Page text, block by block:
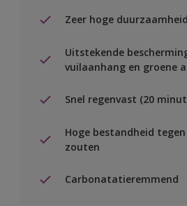
Zeer hoge
Uitstekende
vuilaanhang en groene
Snel regenvast (20
Hoge bestandheid
zouten
Carbonatatieremmend